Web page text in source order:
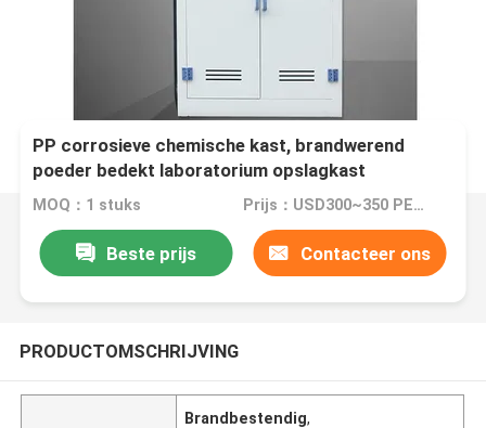
PP corrosieve chemische kast, brandwerend
poeder bedekt laboratorium opslagkast
MOQ：1 stuks Prijs：USD300~350 PER PIECE
Beste prijs Contacteer ons
PRODUCTOMSCHRIJVING
Brandbestendig,